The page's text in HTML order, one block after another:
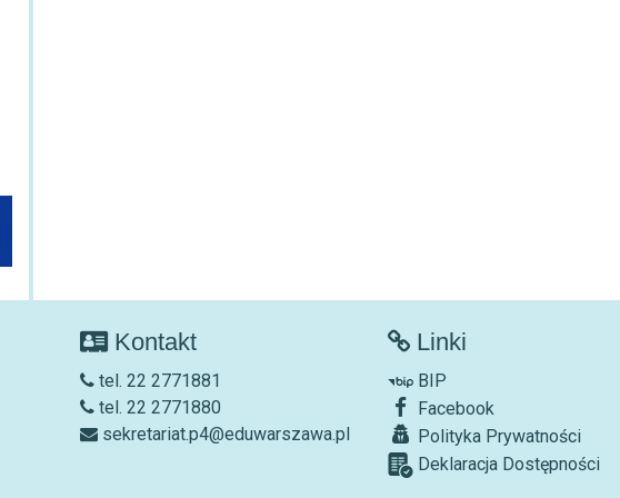
Kontakt
tel. 22 2771881
tel. 22 2771880
sekretariat.p4@eduwarszawa.pl
Linki
BIP
Facebook
Polityka Prywatności
Deklaracja Dostępności